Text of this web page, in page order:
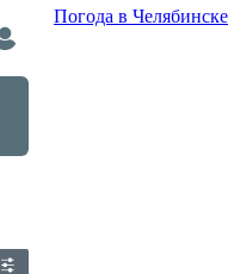
Погода в Челябинске